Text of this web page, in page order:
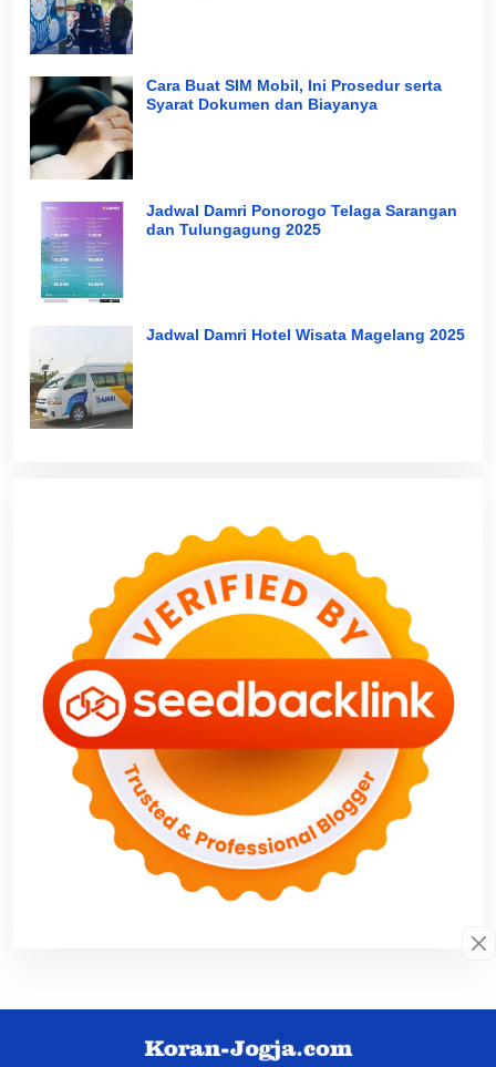
Cara Buat SIM Mobil, Ini Prosedur serta
Syarat Dokumen dan Biayanya
Jadwal Damri Ponorogo Telaga Sarangan
dan Tulungagung 2025
Jadwal Damri Hotel Wisata Magelang 2025